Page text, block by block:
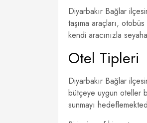
Diyarbakır Bağlar
taşıma araçları,
kendi aracınızla
Otel Tipleri
Diyarbakır Bağlar
bütçeye uygun oteller
sunmayı